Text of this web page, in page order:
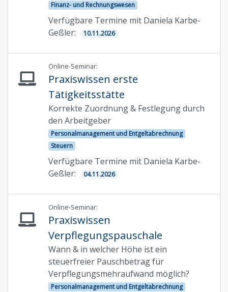
Finanz- und Rechnungswesen
Verfügbare Termine mit Daniela Karbe-
Geßler:
10.11.2026
Online-Seminar:
Praxiswissen erste
Tätigkeitsstätte
Korrekte Zuordnung & Festlegung durch
den Arbeitgeber
Personalmanagement und Entgeltabrechnung
Steuern
Verfügbare Termine mit Daniela Karbe-
Geßler:
04.11.2026
Online-Seminar:
Praxiswissen
Verpflegungspauschale
Wann & in welcher Höhe ist ein
steuerfreier Pauschbetrag für
Verpflegungsmehraufwand möglich?
Personalmanagement und Entgeltabrechnung